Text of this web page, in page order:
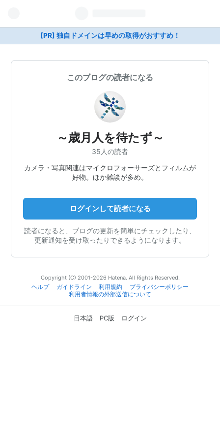
[PR] 独自ドメインは早めの取得がおすすめ！
このブログの読者になる
～歳月人を待たず～
35人の読者
カメラ・写真関連はマイクロフォーサーズとフィルムが
好物。ほか雑談が多め。
ログインして読者になる
読者になると、ブログの更新を簡単にチェックしたり、
更新通知を受け取ったりできるようになります。
Copyright (C) 2001-2026 Hatena. All Rights Reserved.
ヘルプ
ガイドライン 利用規約
プライバシーポリシー
利用者情報の外部送信について
日本語 PC版 ログイン